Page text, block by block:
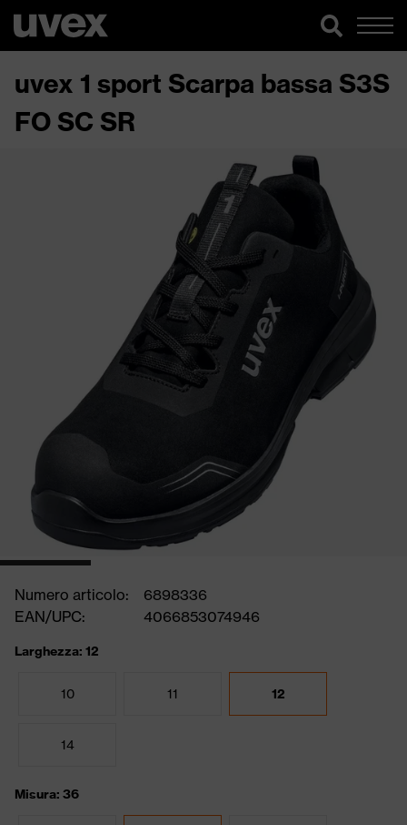
uvex 1 sport Scarpa bassa S3S
FO SC SR
Numero articolo:
6898336
EAN/UPC:
4066853074946
Larghezza: 12
10 11 12
14
Misura: 36